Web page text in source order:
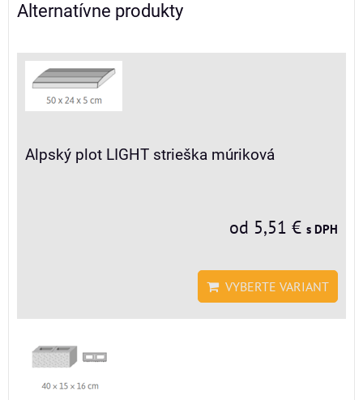
Alternatívne produkty
Alpský plot LIGHT strieška múriková
od 5,51 € s DPH
VYBERTE VARIANT